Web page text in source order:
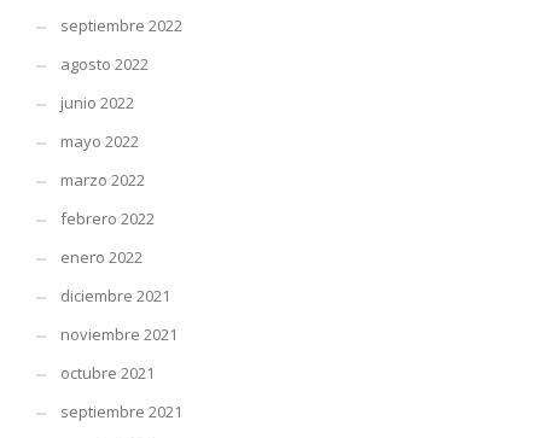
septiembre 2022
agosto 2022
junio 2022
mayo 2022
marzo 2022
febrero 2022
enero 2022
diciembre 2021
noviembre 2021
octubre 2021
septiembre 2021